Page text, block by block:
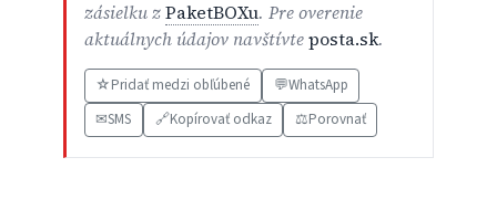
zásielku zPaketBOXu. Pre overenie
aktuálnych údajov navštívteposta.sk.
☆Pridať medzi obľúbené 💬WhatsApp
✉SMS 🔗Kopírovať odkaz ⚖️Porovnať